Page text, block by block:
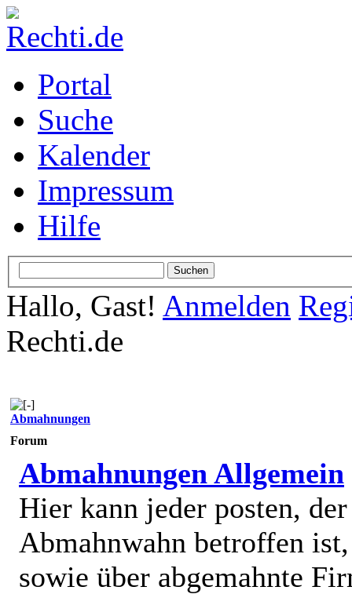
Portal
Suche
Kalender
Impressum
Hilfe
Hallo, Gast! Anmelden
Rechti.de
Abmahnungen
Forum
Abmahnungen Allgemein
Hier kann jeder posten,
Abmahnwahn betroffen ist,
sowie über abgemahnte